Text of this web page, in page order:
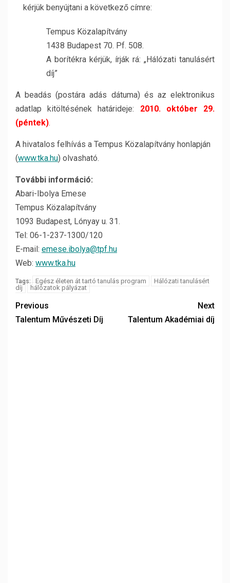
kérjük benyújtani a következő címre:
Tempus Közalapítvány
1438 Budapest 70. Pf. 508.
A borítékra kérjük, írják rá: „Hálózati tanulásért
díj”
A beadás (postára adás dátuma) és az elektronikus
adatlap kitöltésének határideje: 2010. október 29.
(péntek).
A hivatalos felhívás a Tempus Közalapítvány honlapján
(www.tka.hu) olvasható.
További információ:
Abari-Ibolya Emese
Tempus Közalapítvány
1093 Budapest, Lónyay u. 31.
Tel: 06-1-237-1300/120
E-mail: emese.ibolya@tpf.hu
Web: www.tka.hu
Tags: Egész életen át tartó tanulás program
Hálózati tanulásért
díj
hálózatok pályázat
Previous
Talentum Művészeti Díj
Next
Talentum Akadémiai díj